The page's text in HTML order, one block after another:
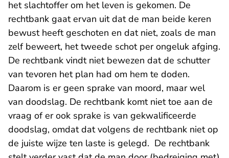
het slachtoffer om het leven is gekomen. De
rechtbank gaat ervan uit dat de man beide keren
bewust heeft geschoten en dat niet, zoals de man
zelf beweert, het tweede schot per ongeluk afging.
De rechtbank vindt niet bewezen dat de schutter
van tevoren het plan had om hem te doden.
Daarom is er geen sprake van moord, maar wel
van doodslag. De rechtbank komt niet toe aan de
vraag of er ook sprake is van gekwalificeerde
doodslag, omdat dat volgens de rechtbank niet op
de juiste wijze ten laste is gelegd. De rechtbank